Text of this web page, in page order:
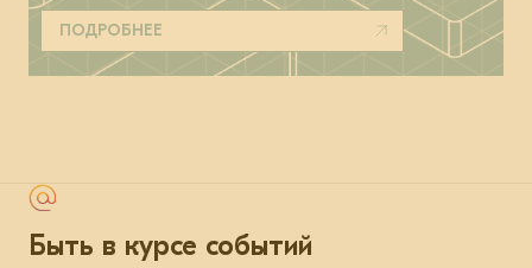
ПОДРОБНЕЕ
Быть в курсе событий